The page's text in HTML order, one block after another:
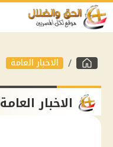
الاخبار العامة
الاخبار العامة